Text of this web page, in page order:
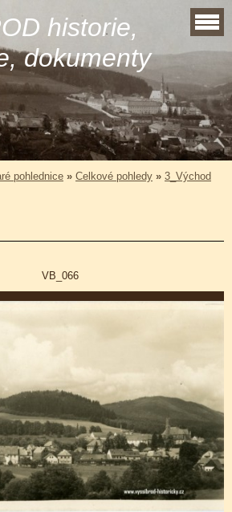
historie,
dokumenty
pohlednice » Celkové pohledy » 3_Východ
VB_066